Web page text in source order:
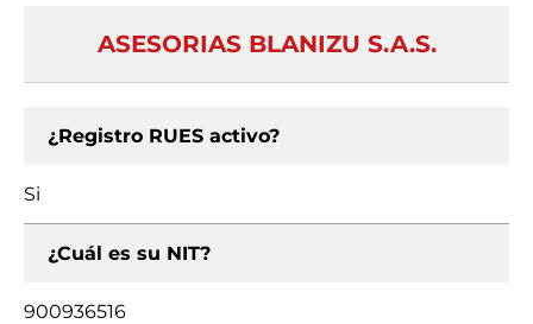
ASESORIAS BLANIZU S.A.S.
¿Registro RUES activo?
Si
¿Cuál es su NIT?
900936516